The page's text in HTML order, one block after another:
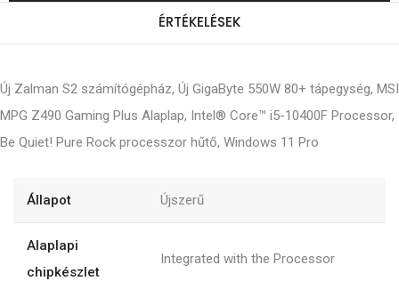
ÉRTÉKELÉSEK
Új Zalman S2 számítógépház, Új GigaByte 550W 80+ tápegység, MSI
MPG Z490 Gaming Plus Alaplap, Intel® Core™ i5-10400F Processor,
Be Quiet! Pure Rock processzor hűtő, Windows 11 Pro
Állapot Újszerű
Alaplapi
chipkészlet
Integrated with the Processor